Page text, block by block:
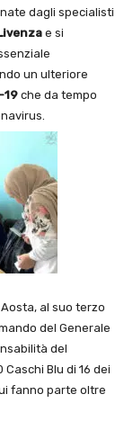
dagli specialisti
e si
un ulteriore
19 che da tempo
al suo terzo
del Generale
del
Blu di 16 dei
fanno parte oltre